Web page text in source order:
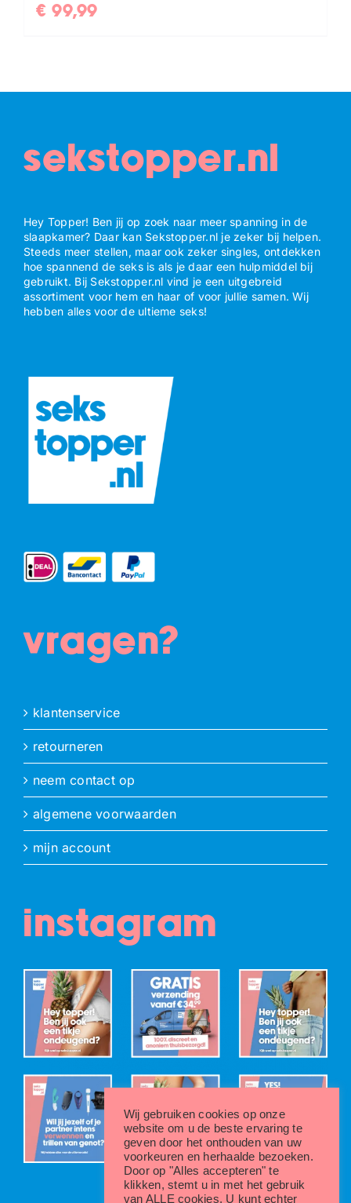
€ 99,99
sekstopper.nl
Hey Topper! Ben jij op zoek naar meer spanning in de
slaapkamer? Daar kan Sekstopper.nl je zeker bij helpen.
Steeds meer stellen, maar ook zeker singles, ontdekken
hoe spannend de seks is als je daar een hulpmiddel bij
gebruikt. Bij Sekstopper.nl vind je een uitgebreid
assortiment voor hem en haar of voor jullie samen. Wij
hebben alles voor de ultieme seks!
vragen?
klantenservice
retourneren
neem contact op
algemene voorwaarden
mijn account
instagram
Wij gebruiken cookies op onze
website om u de beste ervaring te
geven door het onthouden van uw
voorkeuren en herhaalde bezoeken.
Door op "Alles accepteren" te
klikken, stemt u in met het gebruik
van ALLE cookies. U kunt echter